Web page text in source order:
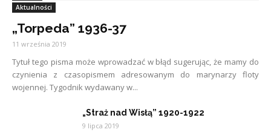
Aktualności
„Torpeda” 1936-37
11 września 2019
Tytuł tego pisma może wprowadzać w błąd sugerując, że mamy do
czynienia z czasopismem adresowanym do marynarzy floty
wojennej. Tygodnik wydawany w...
„Straż nad Wisłą” 1920-1922
9 lipca 2019